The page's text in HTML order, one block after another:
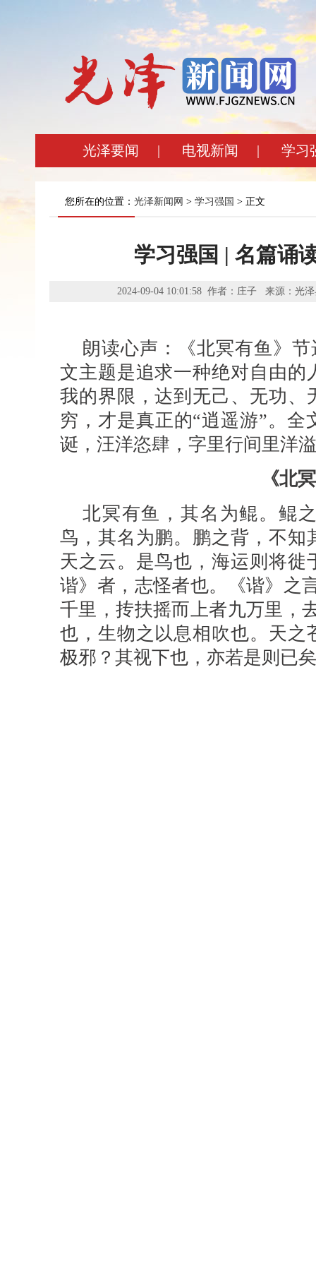
光泽要闻 | 电视新闻 | 学习
您所在的位置： 光泽新闻网 > 学习强国 > 正文
学习强国 | 名篇
2024-09-04 10:01:58 作者：庄子 来源：光
朗读心声：《北冥有鱼》
文主题是追求一种绝对自由的
我的界限，达到无己、无功、
穷，才是真正的“逍遥游”。
诞，汪洋恣肆，字里行间里洋
《北
北冥有鱼，其名为鲲。鲲
鸟，其名为鹏。鹏之背，不知
天之云。是鸟也，海运则将
谐》者，志怪者也。《谐》之
千里，抟扶摇而上者九万里，
也，生物之以息相吹也。天之
极邪？其视下也，亦若是则已